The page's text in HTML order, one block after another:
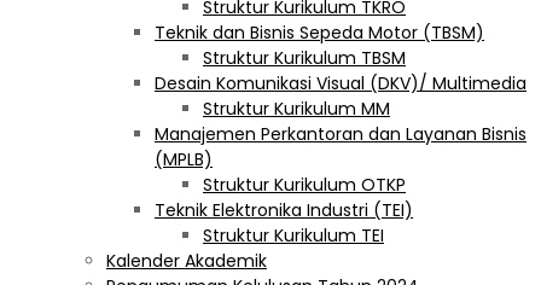
Struktur Kurikulum TKRO
Teknik dan Bisnis Sepeda Motor (TBSM)
Struktur Kurikulum TBSM
Desain Komunikasi Visual (DKV)/ Multimedia
Struktur Kurikulum MM
Manajemen Perkantoran dan Layanan Bisnis
(MPLB)
Struktur Kurikulum OTKP
Teknik Elektronika Industri (TEI)
Struktur Kurikulum TEI
Kalender Akademik